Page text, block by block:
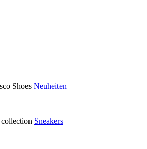
Neuheiten
Sneakers